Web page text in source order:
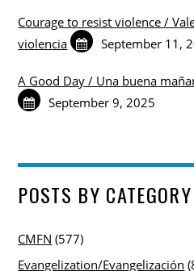
Courage to resist violence /
violencia
September 11,
A Good Day / Una buena
September 9, 2025
POSTS BY CATEGORY
CMFN (577)
Evangelization/Evangelización